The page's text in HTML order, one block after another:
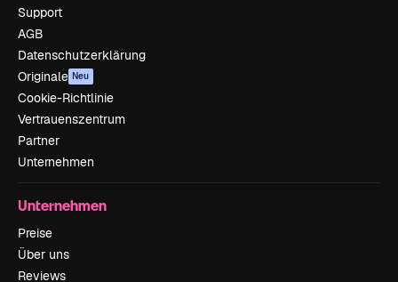
Support
AGB
Datenschutzerklärung
Originale Neu
Cookie-Richtlinie
Vertrauenszentrum
Partner
Unternehmen
Unternehmen
Preise
Über uns
Reviews